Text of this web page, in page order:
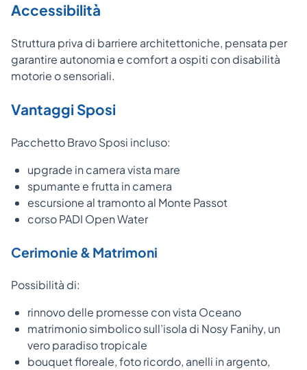
Accessibilità
Struttura priva di barriere architettoniche, pensata per
garantire autonomia e comfort a ospiti con disabilità
motorie o sensoriali.
Vantaggi Sposi
Pacchetto Bravo Sposi incluso:
upgrade in camera vista mare
spumante e frutta in camera
escursione al tramonto al Monte Passot
corso PADI Open Water
Cerimonie & Matrimoni
Possibilità di:
rinnovo delle promesse con vista Oceano
matrimonio simbolico sull’isola di Nosy Fanihy, un
vero paradiso tropicale
bouquet floreale, foto ricordo, anelli in argento,